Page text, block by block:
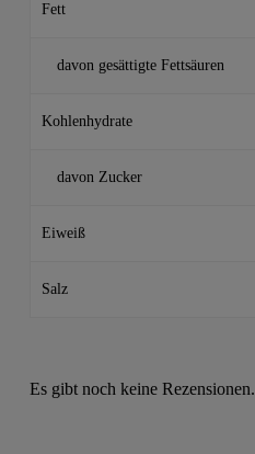
Fett
davon gesättigte Fettsäuren
Kohlenhydrate
davon Zucker
Eiweiß
Salz
Es gibt noch keine Rezensionen.